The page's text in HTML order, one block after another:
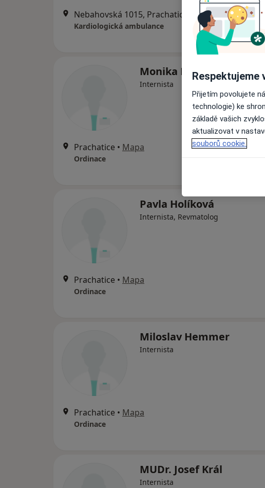
Nebahovská 1015, Prachatice Mapa
Kardiologická ambulance
Monika Kunová
Internista
Prachatice • Mapa
Ordinace
Pavla Holíková
Internista, Revmatolog
Prachatice • Mapa
Ordinace
Miloslav Hemmer
Internista
Prachatice • Mapa
Ordinace
MUDr. Josef Král
Internista
Respektujeme
Přijetím povolujete
technologie) ke
základě vašich
aktualizovat v
souborů cookie.